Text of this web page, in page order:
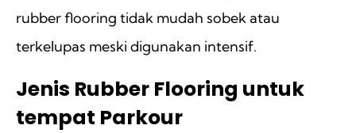
rubber flooring tidak mudah sobek atau
terkelupas meski digunakan intensif.
Jenis Rubber Flooring untuk
tempat Parkour